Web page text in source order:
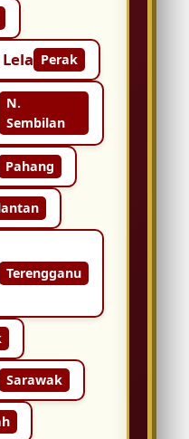
Perak
N.
Sembilan
Pahang
Terengganu
Sarawak